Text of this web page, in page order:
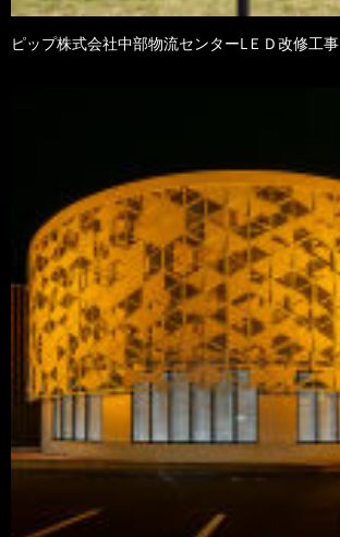
ピップ株式会社中部物流センターLＥＤ改修工事